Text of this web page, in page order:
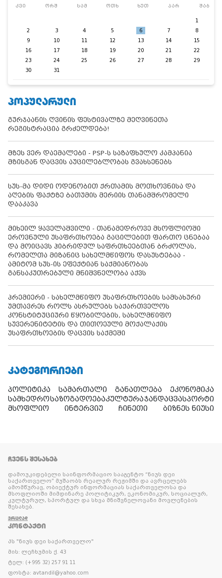
კვი ორშ სამ ოთხ ხუთ პარ შაბ
1
2
3 4 5 6 7
8
9
10 11 12 13 14
15
16
17 18 19 20 21
22
23
24 25 26 27 28
29
30
31
ᲞᲝᲞᲣᲚᲐᲠᲣᲚᲘ
გურჯაანის ღვინის ფესტივალზე მეღვინეთა
რეგისტრაცია გრძელდება!
მზეს ვერ დაემალები - PSP-ს საზაფხულო კამპანია
მზისგან დაცვის აუცილებლობას გვახსენებს
სუს-მა დიდი ოდენობით ქრთამის მოთხოვნისა და
აღების ფაქტზე ბათუმის მერიის თანამშრომელი
დააკავა
მიხეილ ყაველაშვილი - თანამედროვე მსოფლიოში
ეროვნული უსაფრთხოება გაცილებით ფართო ცნებაა
და მოიცავს ჰიბრიდულ საფრთხეებთან ბრძოლას,
რომელთა მიზანიც სახელმწიფოს დასუსტებაა -
ამიტომ სუს-ის ეფექტიან საქმიანობას
განსაკუთრებული მნიშვნელობა აქვს
პრემიერი - სახელმწიფო უსაფრთხოების სამსახური
უმთავრეს როლს ასრულებს საქართველოს
კონსტიტუციური წყობილების, სახელმწიფო
სუვერენიტეტის და თითოეული მოქალაქის
უსაფრთხოების დაცვის საქმეში
ᲙᲐᲢᲔᲒᲝᲠᲘᲔᲑᲘ
პოლიტიკა სამართალი განათლება
ეკონომიკა
სამხედროსაზოგადოებაკულტურაჯანდაცვასპორტი
მსოფლიო
ინტერვიუ ჩინეთი ბიზნეს ნიუსი
ᲩᲕᲔᲜᲡ ᲨᲔᲡᲐᲮᲔᲑ
დამოუკიდებელი საინფორმაციო სააგენტო “ნიუს დეი
საქართველო” მუშაობს რეალურ რეჟიმში და ავრცელებს
ამომწურავ, ობიექტურ ინფორმაციას საქართველოსა და
მსოფლიოში მიმდინარე პოლიტიკურ, ეკონომიკურ, სოციალურ,
კულტურულ, სპორტულ და სხვა მნიშვნელოვანი მოვლენების
შესახებ.
ᲕᲠᲪᲚᲐᲓ
ᲙᲝᲜᲢᲐᲥᲢᲘ
პს "ნიუს დეი საქართველო"
მის: ლეჩხუმის ქ. 43
ტელ: (+995 32) 257 91 11
ფოსტა: avtandil@yahoo.com